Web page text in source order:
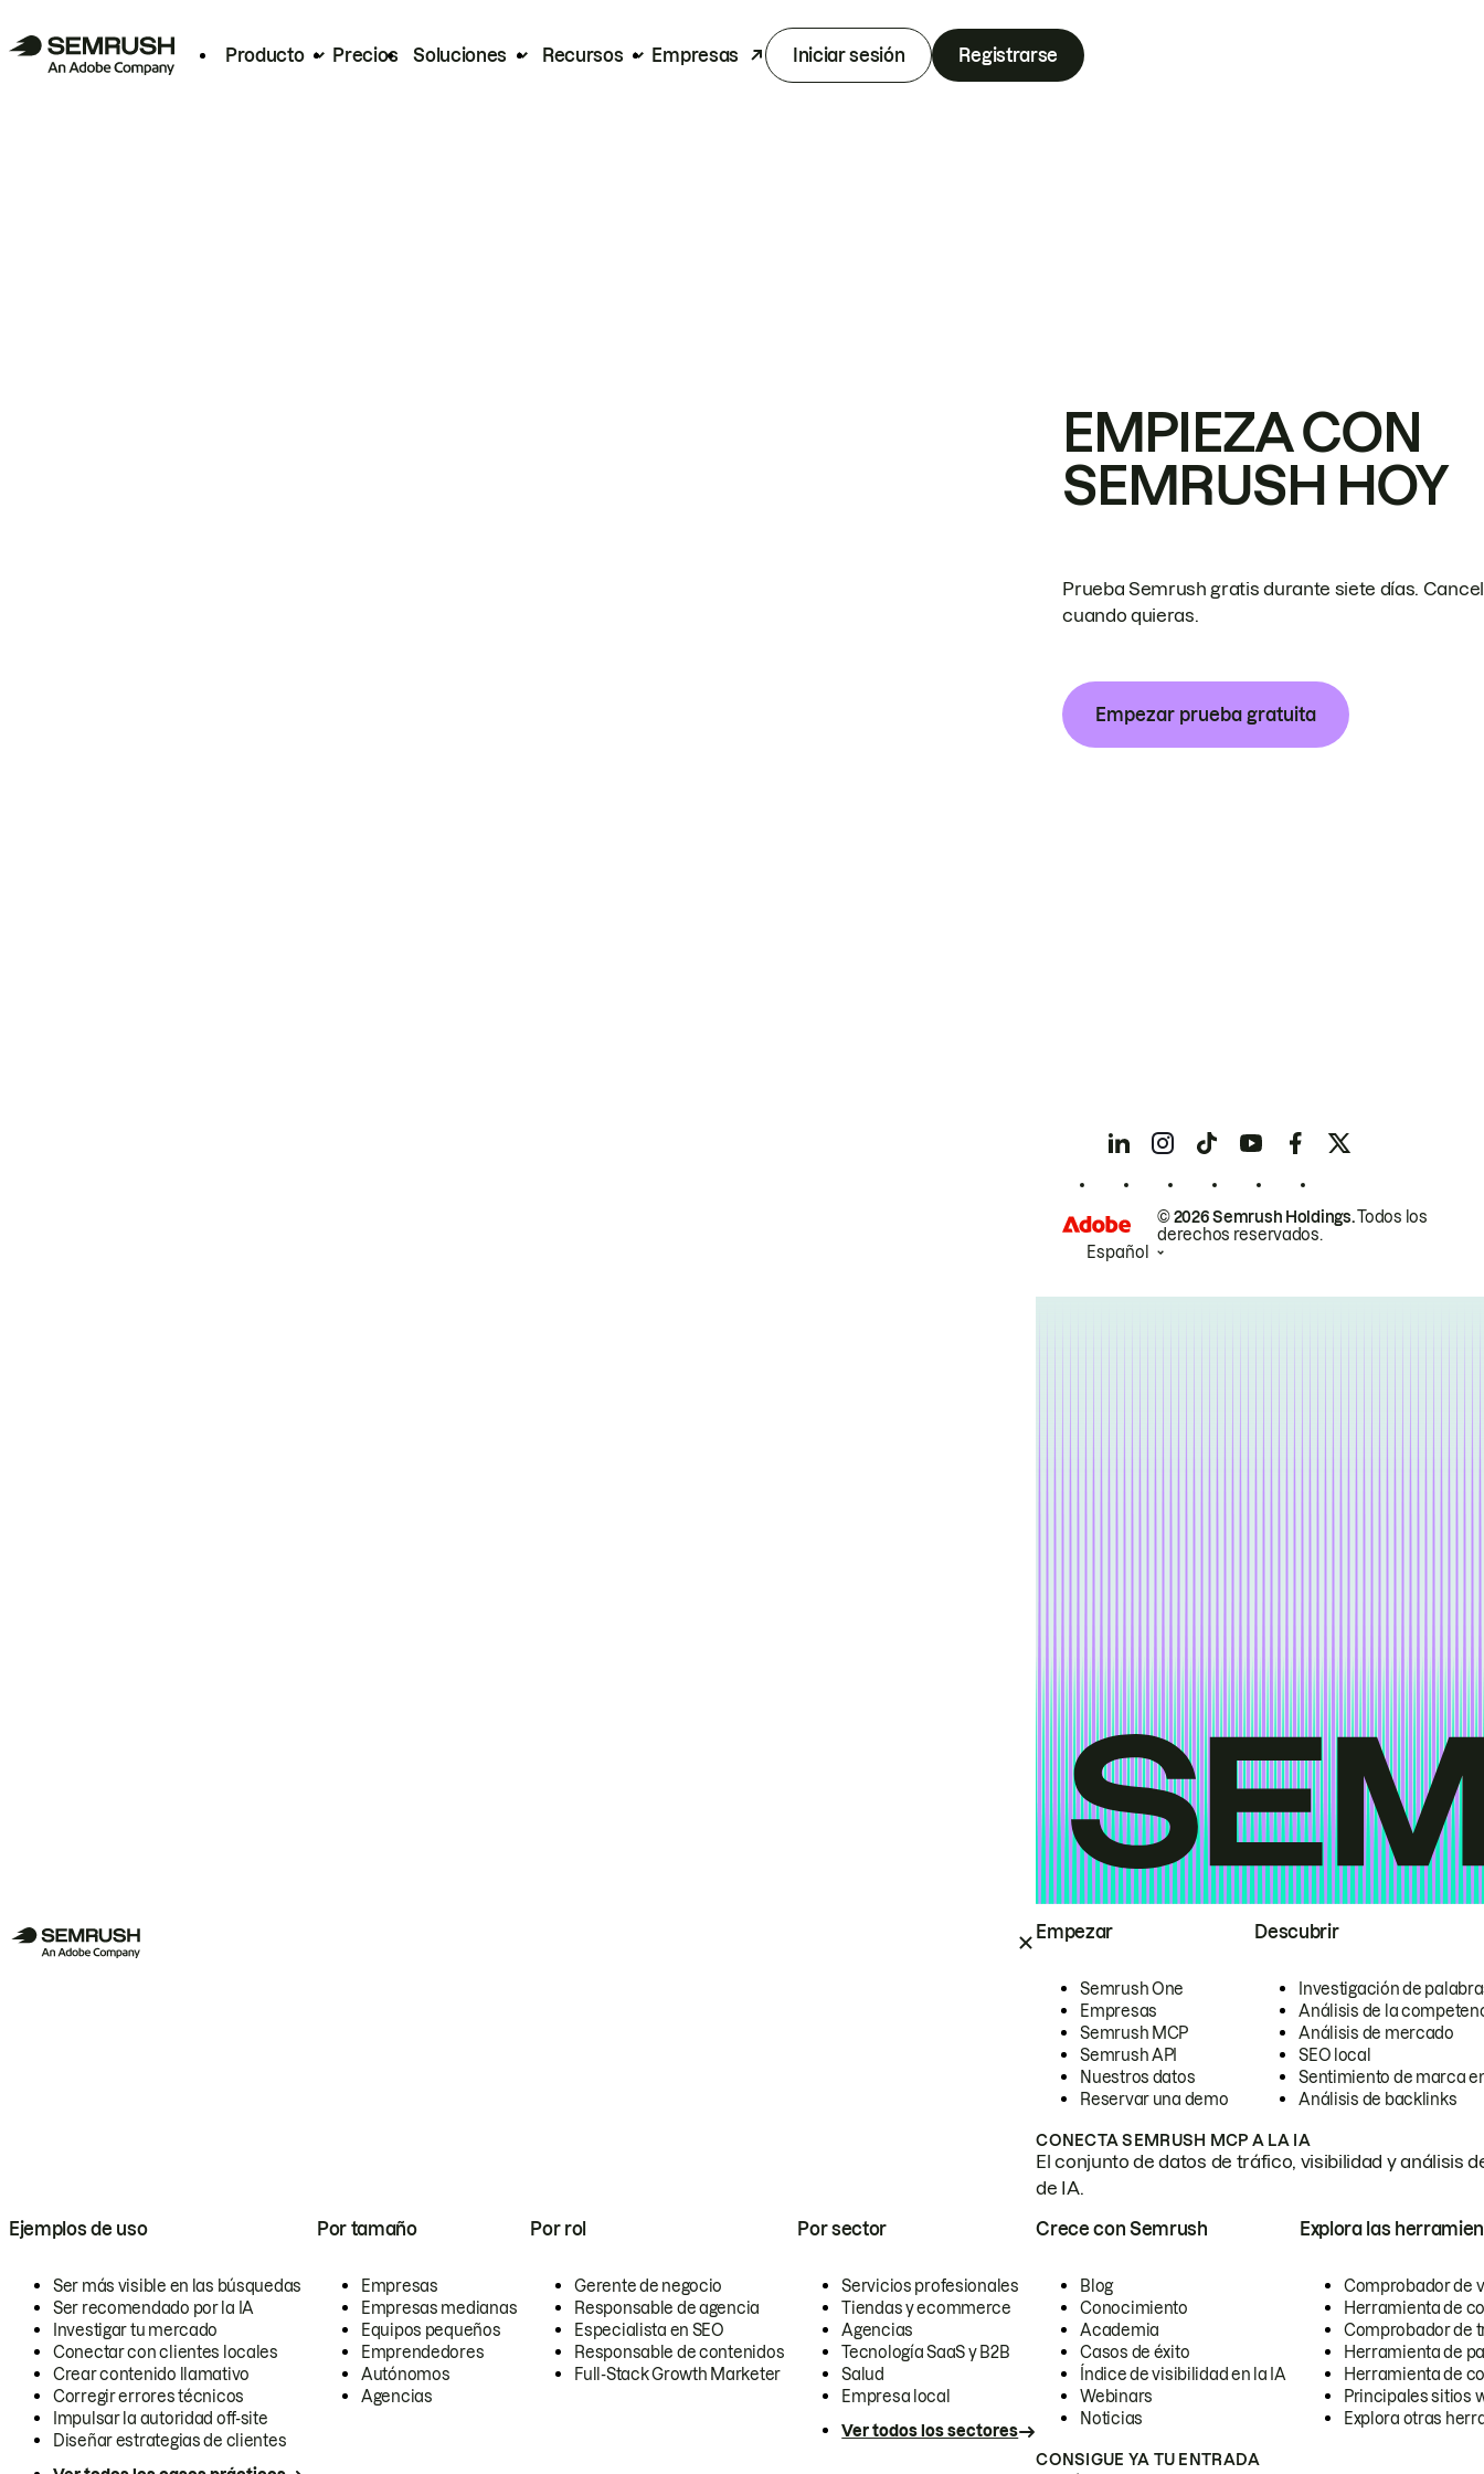
Producto Precios Soluciones Recursos Empresas Iniciar sesión Registrarse
Empezar
Semrush One
Empresas
Semrush MCP
Semrush API
Nuestros datos
Reservar una demo
Descubrir
Investigación de
Análisis de la
Análisis de mercado
SEO local
Sentimiento de marca
Análisis de backlinks
CONECTA SEMRUSH MCP A LA IA
El conjunto de datos de tráfico, visibilidad y análisis
de IA.
Ejemplos de uso
Ser más visible en las búsquedas
Ser recomendado por la IA
Investigar tu mercado
Conectar con clientes locales
Crear contenido llamativo
Corregir errores técnicos
Impulsar la autoridad off-site
Diseñar estrategias de clientes
Por tamaño
Empresas
Empresas medianas
Equipos pequeños
Emprendedores
Autónomos
Agencias
Por rol
Gerente de negocio
Responsable de agencia
Especialista en SEO
Responsable de contenidos
Full-Stack Growth Marketer
Por sector
Servicios profesionales
Tiendas y ecommerce
Agencias
Tecnología SaaS y B2B
Salud
Empresa local
Ver todos los sectores
Crece con Semrush
Blog
Conocimiento
Academia
Casos de éxito
Índice de visibilidad en la IA
Webinars
Noticias
Explora las
Comprobador de
Herramienta de
Comprobador de
Herramienta de
Herramienta de
Principales sitios
Explora otras
CONSIGUE YA TU ENTRADA
EMPIEZA CON
SEMRUSH HOY
Prueba Semrush gratis durante siete días.
cuando quieras.
Empezar prueba gratuita
© 2026 Semrush Holdings.Todos los
derechos reservados.
Español